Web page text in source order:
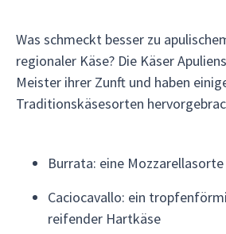
Was schmeckt besser zu
regionaler Käse? Die Käser
Meister ihrer Zunft und haben
Traditionskäsesorten
Burrata: eine Mozzarellasorte
Caciocavallo: ein
reifender Hartkäse